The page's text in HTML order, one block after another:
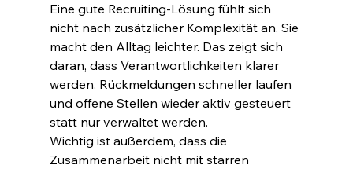
Eine gute Recruiting-Lösung fühlt sich
nicht nach zusätzlicher Komplexität an. Sie
macht den Alltag leichter. Das zeigt sich
daran, dass Verantwortlichkeiten klarer
werden, Rückmeldungen schneller laufen
und offene Stellen wieder aktiv gesteuert
statt nur verwaltet werden.
Wichtig ist außerdem, dass die
Zusammenarbeit nicht mit starren